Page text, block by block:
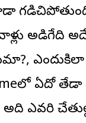
అడిగేది
ఎందుకిలా
ఏదో
ఎవరి